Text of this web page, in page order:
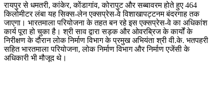
रायपुर से धमतरी, कांकेर, कोंडागांव, कोरापुट और सब्बावरम होते हुए 464
किलोमीटर लंबा यह सिक्स-लेन एक्सप्रेस-वे विशाखापट्टनम बंदरगाह तक
जाएगा। भारतमाला परियोजना के तहत बन रहे इस एक्सप्रेस-वे का अधिकांश
कार्य पूरा हो चुका है। श्री साव द्वारा सड़क और ओवरब्रिज के कार्यों के
निरीक्षण के दौरान लोक निर्माण विभाग के प्रमुख अभियंता श्री वी.के. भतपहरी
सहित भारतमाला परियोजना, लोक निर्माण विभाग और निर्माण एजेंसी के
अधिकारी भी मौजूद थे।